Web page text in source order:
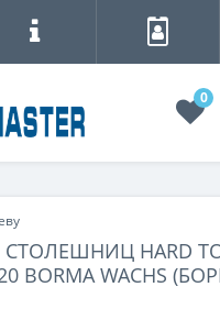
0
HARD
BORMA WACHS